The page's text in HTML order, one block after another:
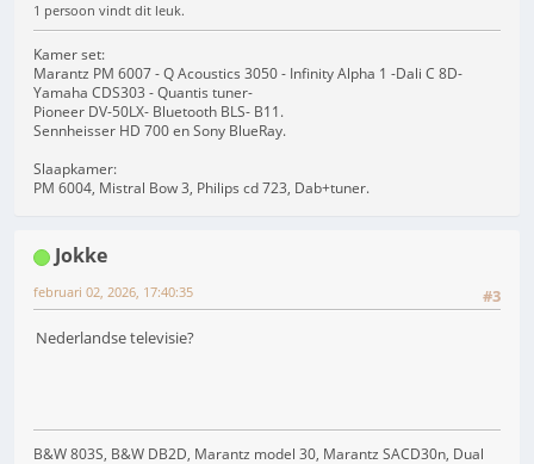
1 persoon vindt dit leuk.
Kamer set:
Marantz PM 6007 - Q Acoustics 3050 - Infinity Alpha 1 -Dali C 8D-
Yamaha CDS303 - Quantis tuner-
Pioneer DV-50LX- Bluetooth BLS- B11.
Sennheisser HD 700 en Sony BlueRay.
Slaapkamer:
PM 6004, Mistral Bow 3, Philips cd 723, Dab+tuner.
Jokke
#3
februari 02, 2026, 17:40:35
Nederlandse televisie?
B&W 803S, B&W DB2D, Marantz model 30, Marantz SACD30n, Dual